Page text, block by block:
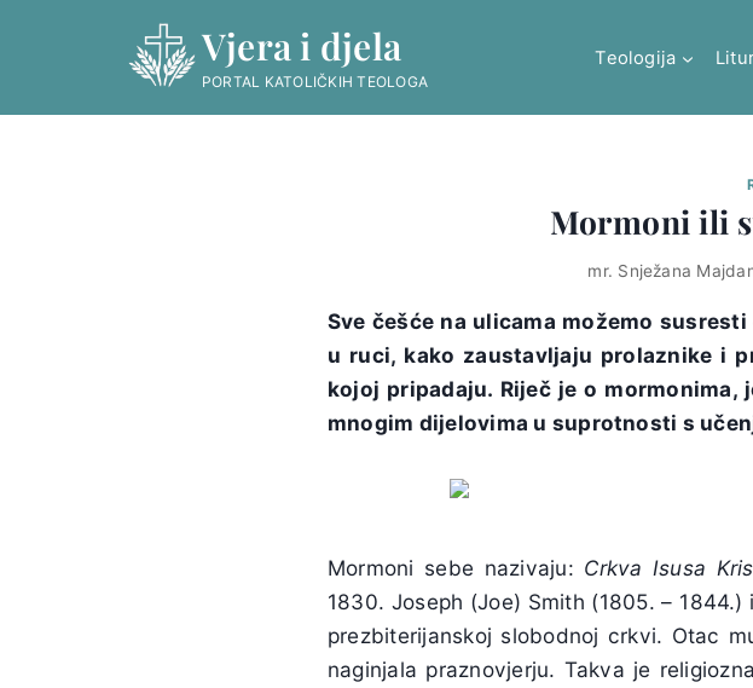
Vjera i djela
PORTAL KATOLIČKIH TEOLOGA
Teologija
Mormoni ili
mr. Snježana
Sve češće na ulicama možemo
u ruci, kako zaustavljaju prolaznike i
kojoj pripadaju. Riječ je o
mnogim dijelovima u suprotnosti s
Mormoni sebe nazivaju: Crkva Isusa
1830. Joseph (Joe) Smith (1805. –
prezbiterijanskoj slobodnoj crkvi. Otac
naginjala praznovjerju. Takva je